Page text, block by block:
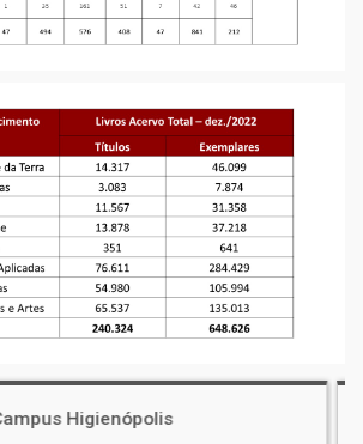
Universidade - Campus Alphaville